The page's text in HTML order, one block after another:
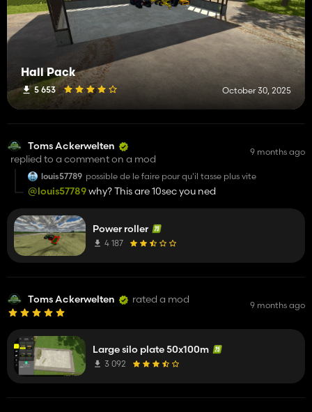
Hall Pack
5 653 October 30, 2025
Toms Ackerwelten
replied to a comment on a mod
9 months ago
louis57789 possible de le faire pour qu'il tasse plus vite
@louis57789why? This are 10sec you ned
Power roller
4 187
Toms Ackerwelten rated a mod 9 months ago
Large silo plate 50x100m
3 092